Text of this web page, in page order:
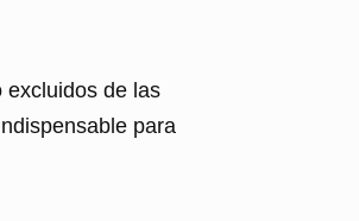
excluidos de las
para